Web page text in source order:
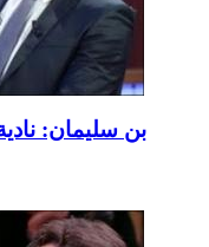
بن سليمان: